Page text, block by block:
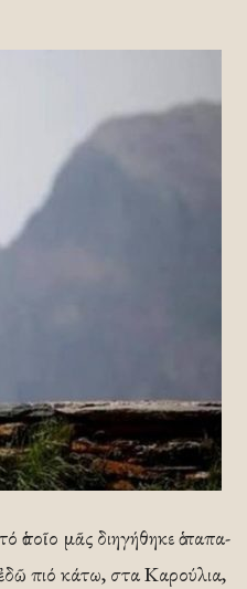
μᾶς διηγήθηκε ὁ παπα-
πιό κάτω, στα Καρούλια,